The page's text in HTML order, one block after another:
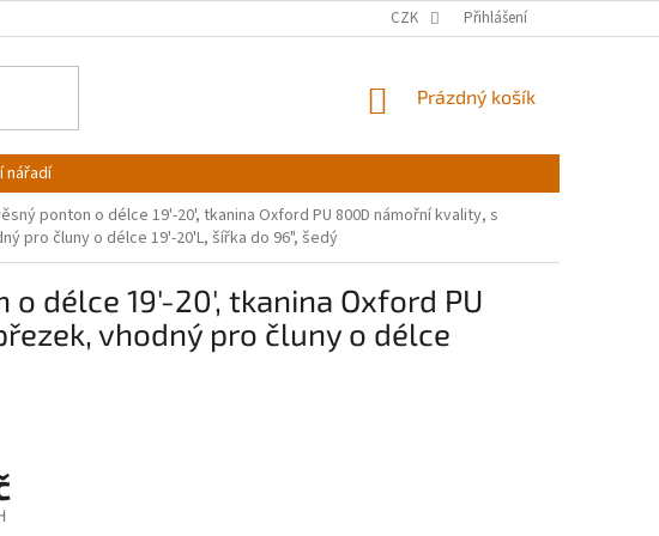
CZK Přihlášení
NÁKUPNÍ
Prázdný košík
nářadí
ponton o délce 19'-20', tkanina Oxford PU 800D námořní kvality, s
pro čluny o délce 19'-20'L, šířka do 96", šedý
délce 19'-20', tkanina Oxford PU
vhodný pro čluny o délce